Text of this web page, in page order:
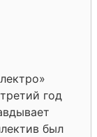
год
был